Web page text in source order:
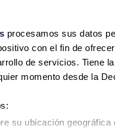
procesamos sus datos
con el fin de
de servicios. Tiene
momento desde la
su ubicación